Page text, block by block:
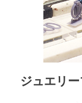
ジュエリ